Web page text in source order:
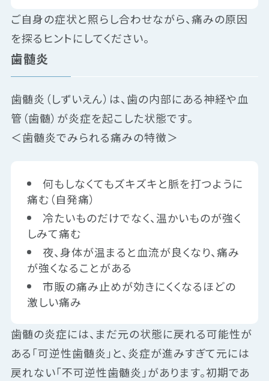
ご自身の症状と照らし合わせながら、痛みの原因
を探るヒントにしてください。
歯髄炎
歯髄炎（しずいえん）は、歯の内部にある神経や血
管（歯髄）が炎症を起こした状態です。
＜歯髄炎でみられる痛みの特徴＞
何もしなくてもズキズキと脈を打つように
痛む（自発痛）
冷たいものだけでなく、温かいものが強く
しみて痛む
夜、身体が温まると血流が良くなり、痛み
が強くなることがある
市販の痛み止めが効きにくくなるほどの
激しい痛み
歯髄の炎症には、まだ元の状態に戻れる可能性が
ある「可逆性歯髄炎」と、炎症が進みすぎて元には
戻れない「不可逆性歯髄炎」があります。初期であ